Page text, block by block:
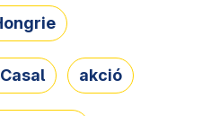
akció